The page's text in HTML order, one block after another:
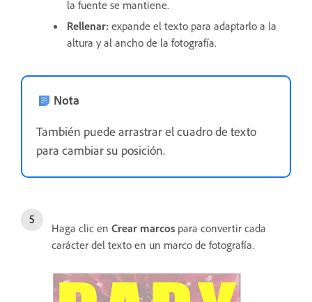
la fuente se mantiene.
Rellenar: expande el texto para adaptarlo a la
altura y al ancho de la fotografía.
Nota
También puede arrastrar el cuadro de texto
para cambiar su posición.
Haga clic en Crear marcos para convertir cada
carácter del texto en un marco de fotografía.